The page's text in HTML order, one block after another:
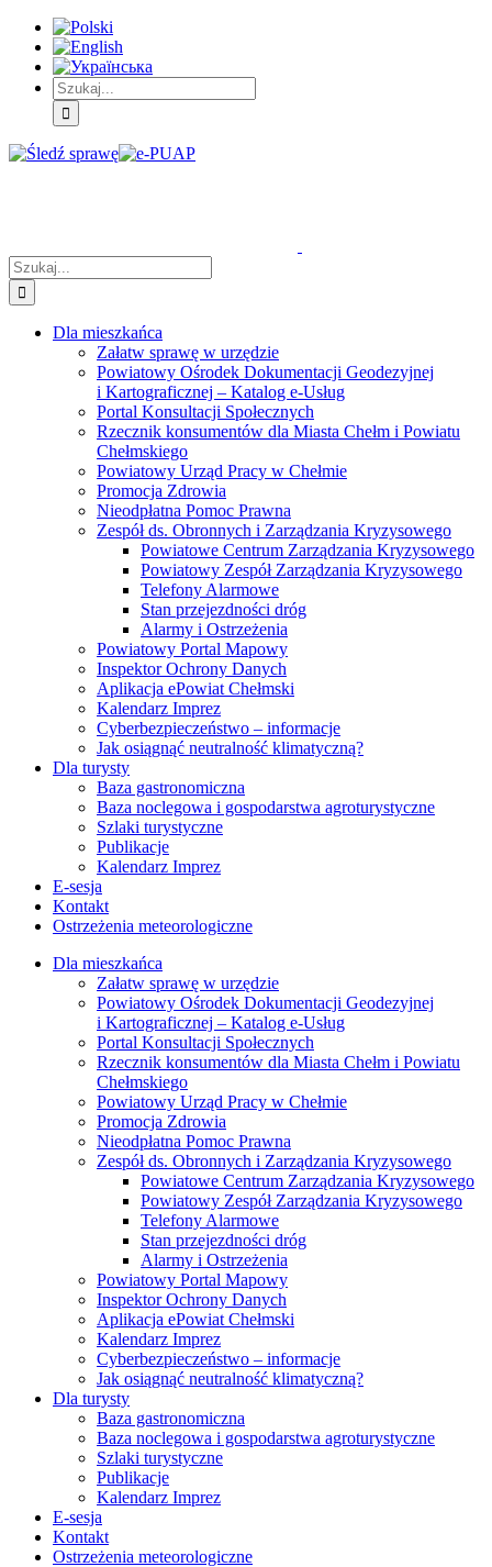
Skip
Treść
główna
Skip
Menu
główne
Skip
Menu
dodatkowe
Szukaj
Śledź
E-
Facebook
Szukaj
Dla mieszkańca
Załatw sprawę w urzędzie
Powiatowy Ośrodek Dokumentacji Geodezyjnej
i Kartograficznej – Katalog e-Usług
Portal Konsultacji Społecznych
Rzecznik konsumentów dla Miasta Chełm i Powiatu
Chełmskiego
Powiatowy Urząd Pracy w Chełmie
Promocja Zdrowia
Nieodpłatna Pomoc Prawna
Zespół ds. Obronnych i Zarządzania Kryzysowego
Powiatowe Centrum Zarządzania Kryzysowego
Powiatowy Zespół Zarządzania Kryzysowego
Telefony Alarmowe
Stan przejezdności dróg
Alarmy i Ostrzeżenia
Powiatowy Portal Mapowy
Inspektor Ochrony Danych
Aplikacja ePowiat Chełmski
Kalendarz Imprez
Cyberbezpieczeństwo – informacje
Jak osiągnąć neutralność klimatyczną?
Dla turysty
Baza gastronomiczna
Baza noclegowa i gospodarstwa agroturystyczne
Szlaki turystyczne
Publikacje
Kalendarz Imprez
E-sesja
Kontakt
Ostrzeżenia meteorologiczne
Dla mieszkańca
Załatw sprawę w urzędzie
Powiatowy Ośrodek Dokumentacji Geodezyjnej
i Kartograficznej – Katalog e-Usług
Portal Konsultacji Społecznych
Rzecznik konsumentów dla Miasta Chełm i Powiatu
Chełmskiego
Powiatowy Urząd Pracy w Chełmie
Promocja Zdrowia
Nieodpłatna Pomoc Prawna
Zespół ds. Obronnych i Zarządzania Kryzysowego
Powiatowe Centrum Zarządzania Kryzysowego
Powiatowy Zespół Zarządzania Kryzysowego
Telefony Alarmowe
Stan przejezdności dróg
Alarmy i Ostrzeżenia
Powiatowy Portal Mapowy
Inspektor Ochrony Danych
Aplikacja ePowiat Chełmski
Kalendarz Imprez
Cyberbezpieczeństwo – informacje
Jak osiągnąć neutralność klimatyczną?
Dla turysty
Baza gastronomiczna
Baza noclegowa i gospodarstwa agroturystyczne
Szlaki turystyczne
Publikacje
Kalendarz Imprez
E-sesja
Kontakt
Ostrzeżenia meteorologiczne